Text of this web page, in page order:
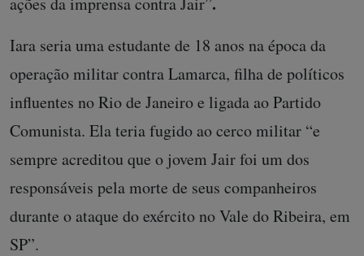
Iara seria uma estudante de 18 anos na época da
operação militar contra Lamarca, filha de políticos
influentes no Rio de Janeiro e ligada ao Partido
Comunista. Ela teria fugido ao cerco militar “e
sempre acreditou que o jovem Jair foi um dos
responsáveis pela morte de seus companheiros
durante o ataque do exército no Vale do Ribeira, em
SP”.